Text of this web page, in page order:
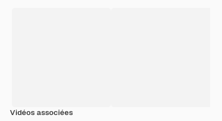
Vidéos associées